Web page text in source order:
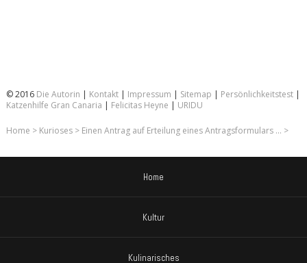
© 2016 Die Autorin | Kontakt| Impressum | Sitemap | Persönlichkeitstest|
Katzenhilfe Gran Canaria | Felicitas Heyne | URIDU
Home > Kurioses> Einen Antrag auf Erteilung eines Antragsformulars ... >
Home
Kultur
Kulinarisches